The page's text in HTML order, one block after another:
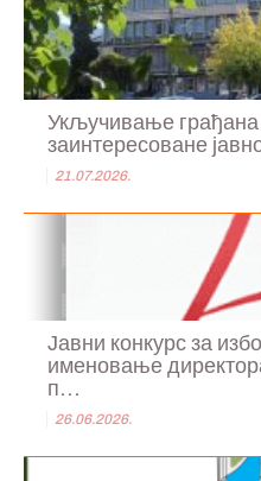
Укључивање грађана
заинтересоване
21.07.2026.
Јавни конкурс за
именовање
п...
26.06.2026.